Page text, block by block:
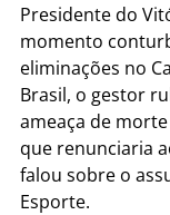
Presidente do
momento
eliminações no
Brasil, o gestor
ameaça de
que renunciaria
falou sobre o
Esporte.